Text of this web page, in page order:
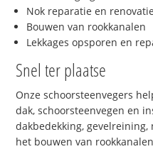
Nok reparatie en renovatie
Bouwen van rookkanalen
Lekkages opsporen en
Snel ter plaatse
Onze schoorsteenvegers
dak, schoorsteenvegen en
dakbedekking,
het bouwen van